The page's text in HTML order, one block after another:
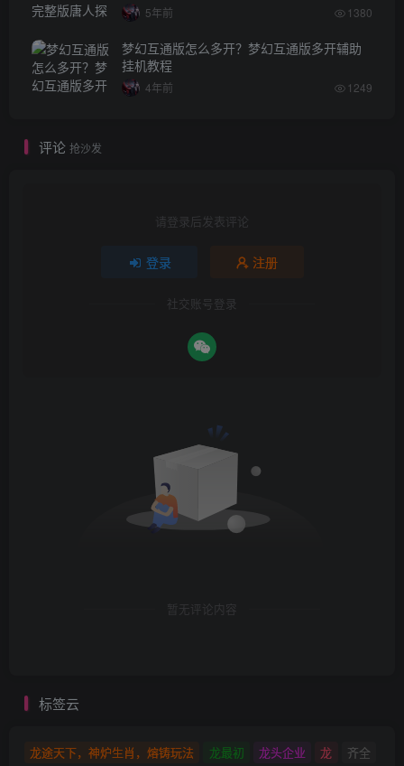
5年前 1380
梦幻互通版怎么多开？梦幻互通版多开辅助
挂机教程
4年前 1249
评论 抢沙发
请登录后发表评论
登录 注册
社交账号登录
暂无评论内容
标签云
龙途天下，神炉生肖，熔铸玩法 龙最初 龙头企业 龙 齐全